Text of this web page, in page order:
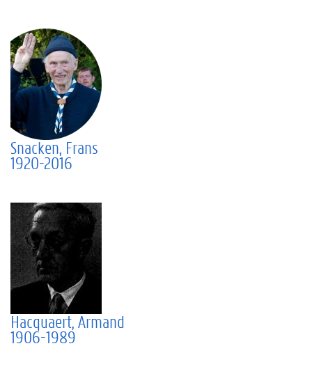
Snacken, Frans
1920-2016
Hacquaert, Armand
1906-1989